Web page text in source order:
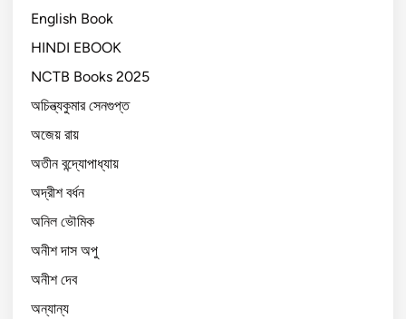
English Book
HINDI EBOOK
NCTB Books 2025
অচিন্ত্যকুমার সেনগুপ্ত
অজেয় রায়
অতীন বন্দ্যোপাধ্যায়
অদ্রীশ বর্ধন
অনিল ভৌমিক
অনীশ দাস অপু
অনীশ দেব
অন্যান্য